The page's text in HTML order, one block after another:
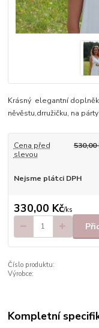
Krásný elegantní
něvěstu,drružičku, na
Cena před
slevou
530,00
Nejsme plátci DPH
330,00 Kč/ks
Číslo produktu:
Výrobce:
Kompletní